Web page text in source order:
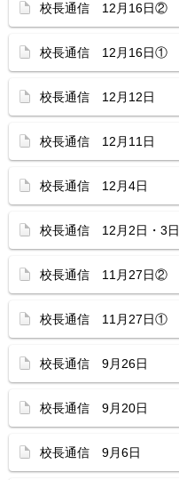
校長通信 12月16日②
校長通信 12月16日①
校長通信 12月12日
校長通信 12月11日
校長通信 12月4日
校長通信 12月2日・3日
校長通信 11月27日②
校長通信 11月27日①
校長通信 9月26日
校長通信 9月20日
校長通信 9月6日